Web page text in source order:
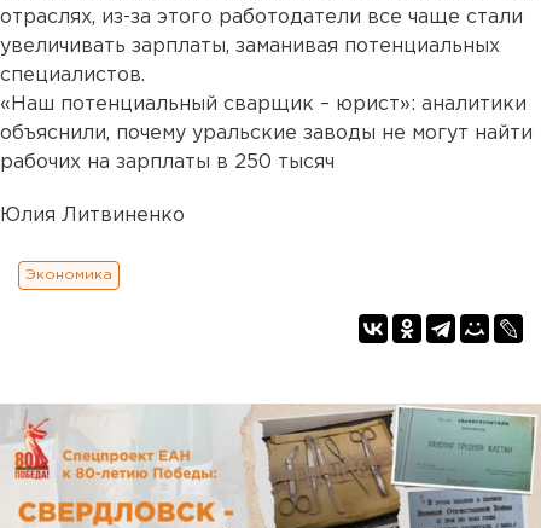
отраслях, из-за этого работодатели все чаще стали
увеличивать зарплаты, заманивая потенциальных
специалистов.
«Наш потенциальный сварщик – юрист»: аналитики
объяснили, почему уральские заводы не могут найти
рабочих на зарплаты в 250 тысяч
Юлия Литвиненко
Экономика